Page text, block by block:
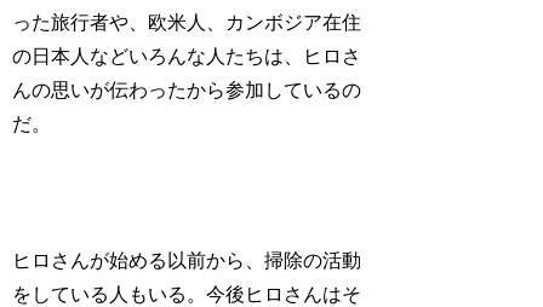
った旅行者や、欧米人、カンボジア在住
の日本人などいろんな人たちは、ヒロさ
んの思いが伝わったから参加しているの
だ。
ヒロさんが始める以前から、掃除の活動
をしている人もいる。今後ヒロさんはそ